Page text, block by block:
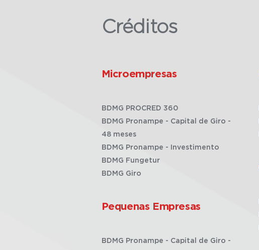
Créditos
Microempresas
BDMG PROCRED 360
BDMG Pronampe - Capital de Giro -
48 meses
BDMG Pronampe - Investimento
BDMG Fungetur
BDMG Giro
Pequenas Empresas
BDMG Pronampe - Capital de Giro -